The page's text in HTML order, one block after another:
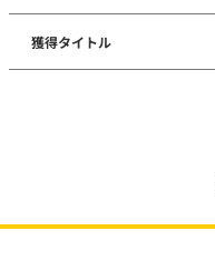
獲得タイトル